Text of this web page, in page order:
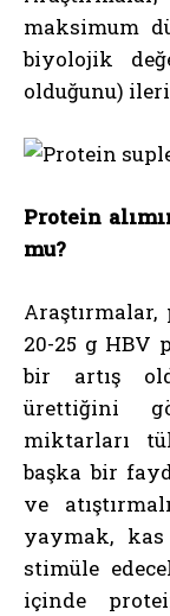
maksimum
biyolojik
olduğunu)
Protein
mu?
20-25 g HBV
bir artış
ürettiğini
miktarları
başka bir
ve
yaymak,
stimüle
içinde